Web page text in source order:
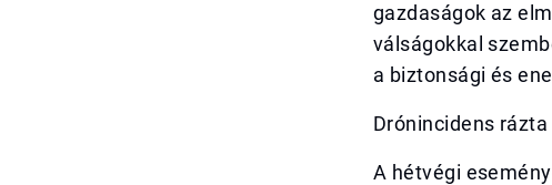
gazdaságok az
válságokkal
a biztonsági és
Drónincidens
A hétvégi